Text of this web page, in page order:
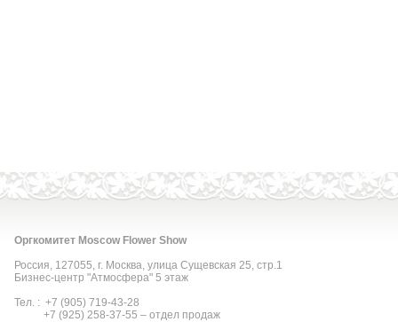
Оргкомитет Moscow Flower Show
Россия, 127055, г. Москва, улица Сущевская 25, стр.1
Бизнес-центр "Атмосфера" 5 этаж
Тел. : +7 (905) 719-43-28
+7 (925) 258-37-55 – отдел продаж